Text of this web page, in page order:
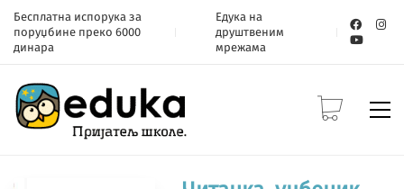
Бесплатна испорука за
поруџбине преко 6000
динара
Едука на
друштвеним
мрежама